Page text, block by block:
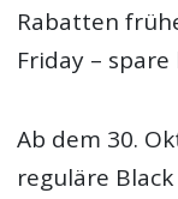
Rabatten
Friday – spare
Ab dem 30.
reguläre